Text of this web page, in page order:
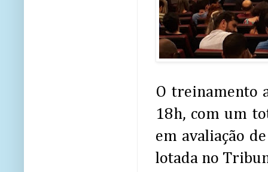
O treinamento
18h, com um
em avaliação
lotada no